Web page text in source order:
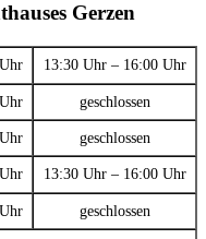
Gerzen
13:30 Uhr – 16:00 Uhr
geschlossen
geschlossen
13:30 Uhr – 16:00 Uhr
geschlossen